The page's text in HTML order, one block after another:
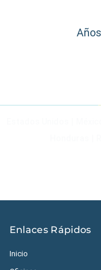
Enlaces Rápidos
Inicio